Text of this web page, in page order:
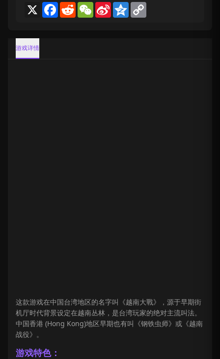
X Facebook
RedditWeChat
Sina
Weibo
Qzone
游戏详情
这款游戏在中国台湾地区的名字叫《越南大戰》，源于早期街
机厅时代背景设定在越南丛林，是台湾玩家的绝对主流叫法。
中国香港 (Hong Kong)地区早期也有叫《钢铁虫师》或《越南
战役》。
游戏特色：